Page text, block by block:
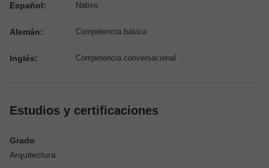
Español: Nativo
Alemán: Competencia básica
Inglés: Competencia conversacional
Estudios y certificaciones
Grado
Arquitectura